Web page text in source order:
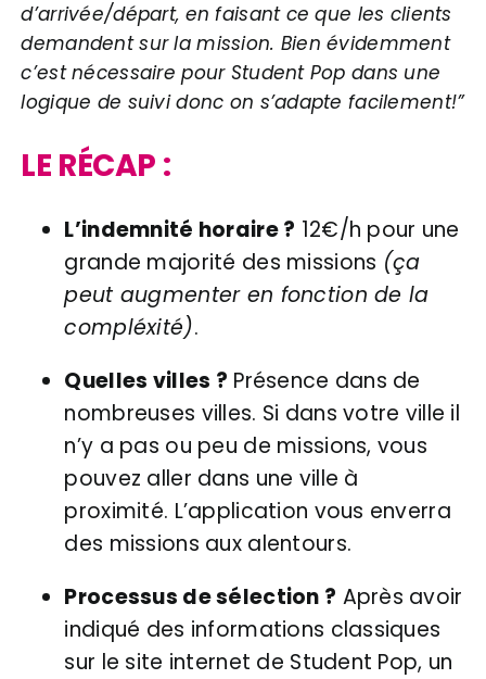
d’arrivée/départ, en faisant ce que les clients
demandent sur la mission. Bien évidemment
c’est nécessaire pour Student Pop dans une
logique de suivi donc on s’adapte facilement!”
LE RÉCAP :
L’indemnité horaire ? 12€/h pour une
grande majorité des missions (ça
peut augmenter en fonction de la
compléxité).
Quelles villes ? Présence dans de
nombreuses villes. Si dans votre ville il
n’y a pas ou peu de missions, vous
pouvez aller dans une ville à
proximité. L’application vous enverra
des missions aux alentours.
Processus de sélection ? Après avoir
indiqué des informations classiques
sur le site internet de Student Pop, un